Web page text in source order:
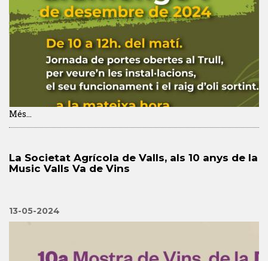
Més...
La Societat Agrícola de Valls, als 10 anys de la
Music Valls Va de Vins
13-05-2024